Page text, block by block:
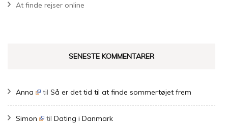
At finde rejser online
SENESTE KOMMENTARER
Anna tilSå er det tid til at finde sommertøjet frem
Simon tilDating i Danmark